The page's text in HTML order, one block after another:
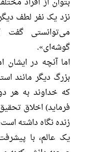
نزد یک نفر لطف
می‌توانستی
گوشه‌ای».
اما آنچه در
بزرگ دیگر مانند
که خداوند به هر
فرماید) اخلاق
زنده نگاه داشته
یک عالم، با